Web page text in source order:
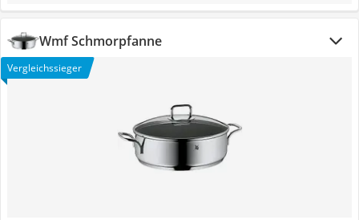
Wmf Schmorpfanne
Vergleichssieger